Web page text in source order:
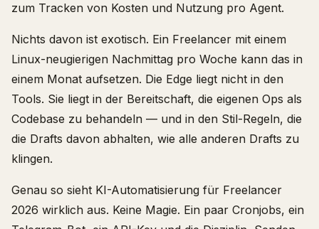
zum Tracken von Kosten und Nutzung pro Agent.
Nichts davon ist exotisch. Ein Freelancer mit einem
Linux-neugierigen Nachmittag pro Woche kann das in
einem Monat aufsetzen. Die Edge liegt nicht in den
Tools. Sie liegt in der Bereitschaft, die eigenen Ops als
Codebase zu behandeln — und in den Stil-Regeln, die
die Drafts davon abhalten, wie alle anderen Drafts zu
klingen.
Genau so sieht KI-Automatisierung für Freelancer
2026 wirklich aus. Keine Magie. Ein paar Cronjobs, ein